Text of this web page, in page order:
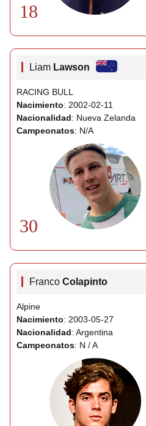
18
Liam Lawson
RACING BULL
Nacimiento: 2002-02-11
Nacionalidad: Nueva Zelanda
Campeonatos: N/A
30
Franco Colapinto
Alpine
Nacimiento: 2003-05-27
Nacionalidad: Argentina
Campeonatos: N / A